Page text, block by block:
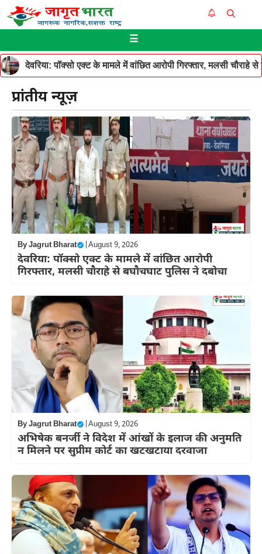
Skip
to
☰
देवरिया: पॉक्सो एक्ट के मामले में वांछित आरोपी गिरफ्तार, मलसी चौराहे
प्रांतीय न्यूज़
ByJagrut Bharat August 9, 2026
देवरिया: पॉक्सो एक्ट के मामले में वांछित आरोपी
गिरफ्तार, मलसी चौराहे से बघौचघाट पुलिस ने दबोचा
ByJagrut Bharat August 9, 2026
अभिषेक बनर्जी ने विदेश में आंखों के इलाज की अनुमति
न मिलने पर सुप्रीम कोर्ट का खटखटाया दरवाजा